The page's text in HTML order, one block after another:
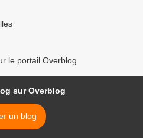
le portail Overblog
sur Overblog
un blog